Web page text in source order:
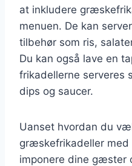
at inkludere
menuen. De kan
tilbehør som ris,
Du kan også lave en
frikadellerne serveres
dips og saucer.
Uanset hvordan du
græskefrikadeller med
imponere dine gæster